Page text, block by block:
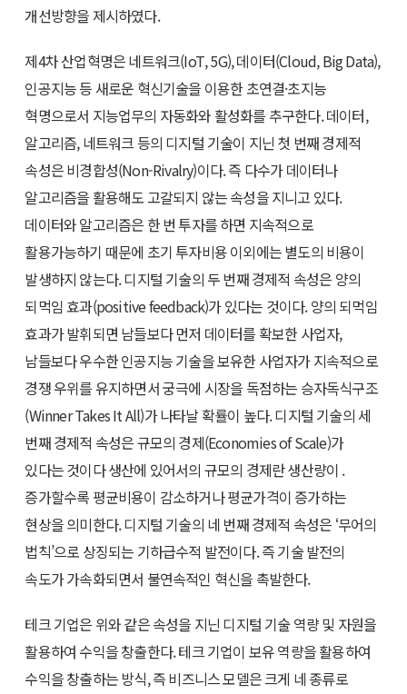
개선방향을 제시하였다.
제4차 산업혁명은 네트워크(IoT, 5G), 데이터(Cloud, Big Data),
인공지능 등 새로운 혁신기술을 이용한 초연결·초지능
혁명으로서 지능업무의 자동화와 활성화를 추구한다. 데이터,
알고리즘, 네트워크 등의 디지털 기술이 지닌 첫 번째 경제적
속성은 비경합성(Non-Rivalry)이다. 즉 다수가 데이터나
알고리즘을 활용해도 고갈되지 않는 속성을 지니고 있다.
데이터와 알고리즘은 한 번 투자를 하면 지속적으로
활용가능하기 때문에 초기 투자비용 이외에는 별도의 비용이
발생하지 않는다. 디지털 기술의 두 번째 경제적 속성은 양의
되먹임 효과(positive feedback)가 있다는 것이다. 양의 되먹임
효과가 발휘되면 남들보다 먼저 데이터를 확보한 사업자,
남들보다 우수한 인공지능 기술을 보유한 사업자가 지속적으로
경쟁 우위를 유지하면서 궁극에 시장을 독점하는 승자독식구조
(Winner Takes It All)가 나타날 확률이 높다. 디지털 기술의 세
번째 경제적 속성은 규모의 경제(Economies of Scale)가
있다는 것이다 생산에 있어서의 규모의 경제란 생산량이 .
증가할수록 평균비용이 감소하거나 평균가격이 증가하는
현상을 의미한다. 디지털 기술의 네 번째 경제적 속성은 ‘무어의
법칙’으로 상징되는 기하급수적 발전이다. 즉 기술 발전의
속도가 가속화되면서 불연속적인 혁신을 촉발한다.
테크 기업은 위와 같은 속성을 지닌 디지털 기술 역량 및 자원을
활용하여 수익을 창출한다. 테크 기업이 보유 역량을 활용하여
수익을 창출하는 방식, 즉 비즈니스 모델은 크게 네 종류로